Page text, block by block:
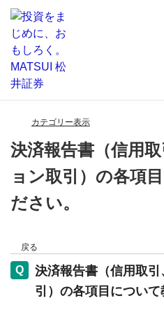
カテゴリー表示
決済報告書（信用
ョン取引）の各項
ださい。
戻る
決済報告書（信用取
引）の各項目について